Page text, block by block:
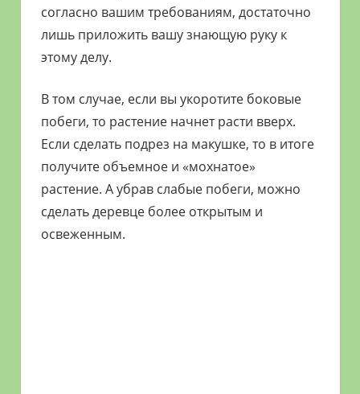
согласно вашим требованиям, достаточно
лишь приложить вашу знающую руку к
этому делу.
В том случае, если вы укоротите боковые
побеги, то растение начнет расти вверх.
Если сделать подрез на макушке, то в итоге
получите объемное и «мохнатое»
растение. А убрав слабые побеги, можно
сделать деревце более открытым и
освеженным.